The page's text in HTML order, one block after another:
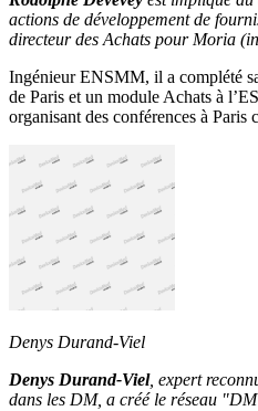
actions de développement de
directeur des Achats pour Moria
Ingénieur ENSMM, il a complété
de Paris et un module Achats à
organisant des conférences à Paris
Denys Durand-Viel
Denys Durand-Viel, expert
dans les DM, a créé le réseau